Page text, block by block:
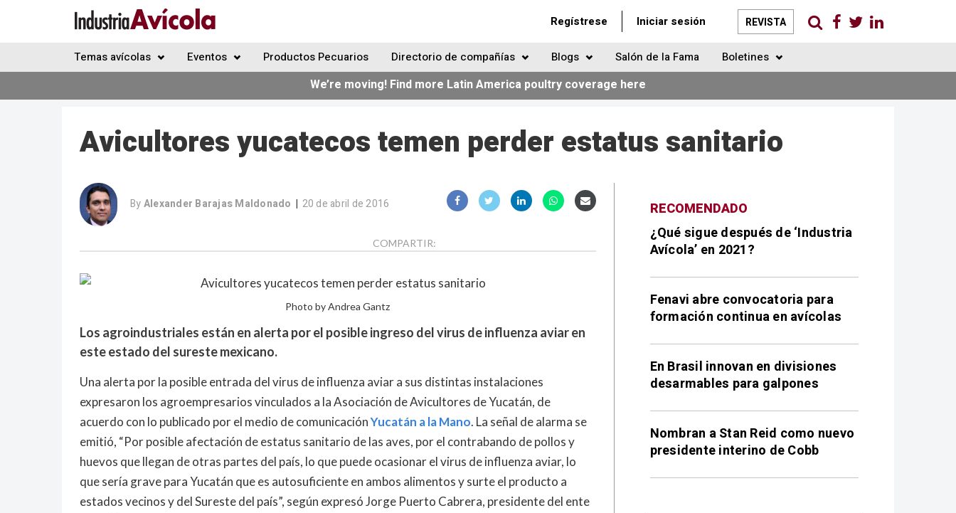
REVISTA
Regístrese Iniciar sesión
Temas avícolas Eventos Productos Pecuarios Directorio de compañías Blogs Salón de la Fama Boletines
We’re moving! Find more Latin America poultry coverage here
Avicultores yucatecos temen perder estatus sanitario
ByAlexander Barajas Maldonado | 20 de abril de 2016
COMPARTIR:
Photo by Andrea Gantz
Los agroindustriales están en alerta por el posible ingreso del virus de influenza aviar en
este estado del sureste mexicano.
Una alerta por la posible entrada del virus de influenza aviar a sus distintas instalaciones
expresaron los agroempresarios vinculados a la Asociación de Avicultores de Yucatán, de
acuerdo con lo publicado por el medio de comunicaciónYucatán a la Mano. La señal de alarma se
emitió, “Por posible afectación de estatus sanitario de las aves, por el contrabando de pollos y
huevos que llegan de otras partes del país, lo que puede ocasionar el virus de influenza aviar, lo
que sería grave para Yucatán que es autosuficiente en ambos alimentos y surte el producto a
estados vecinos y del Sureste del país”, según expresó Jorge Puerto Cabrera, presidente del ente
RECOMENDADO
¿Qué sigue después de ‘Industria
Avícola’ en 2021?
Fenavi abre convocatoria para
formación continua en avícolas
En Brasil innovan en divisiones
desarmables para galpones
Nombran a Stan Reid como nuevo
presidente interino de Cobb